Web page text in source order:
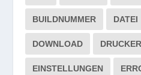
BUILDNUMMER DATEI
DOWNLOAD DRUCKER
EINSTELLUNGEN